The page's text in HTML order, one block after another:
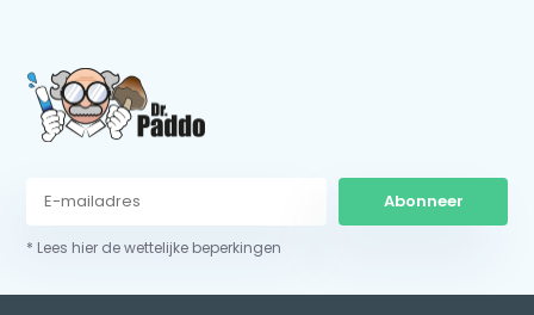
Abonneer
* Lees hier de wettelijke beperkingen